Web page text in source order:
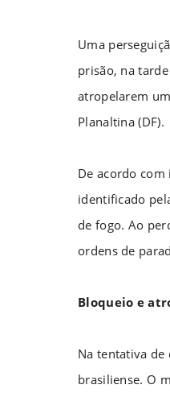
Uma
prisão, na
atropelarem
Planaltina (DF).
De acordo
identificado
de fogo. Ao
ordens de
Bloqueio e
Na tentativa
brasiliense. O